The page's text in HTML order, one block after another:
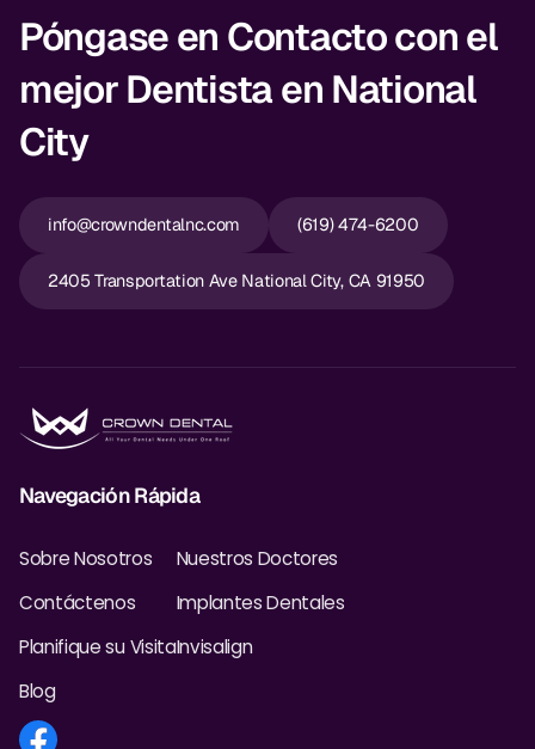
Póngase en Contacto con el
mejor Dentista en National
City
info@crowndentalnc.com (619) 474-6200
2405 Transportation Ave National City, CA 91950
Navegación Rápida
Sobre Nosotros
Contáctenos
Planifique su Visita
Blog
Nuestros Doctores
Implantes Dentales
Invisalign